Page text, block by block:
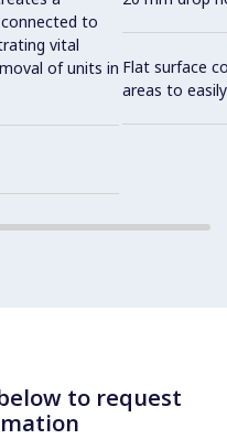
to
vital
of units in Flat surface
areas to
to request